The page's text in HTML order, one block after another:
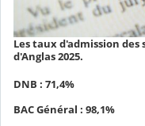
Les taux d'admission des
d'Anglas 2025.
DNB : 71,4%
BAC Général : 98,1%